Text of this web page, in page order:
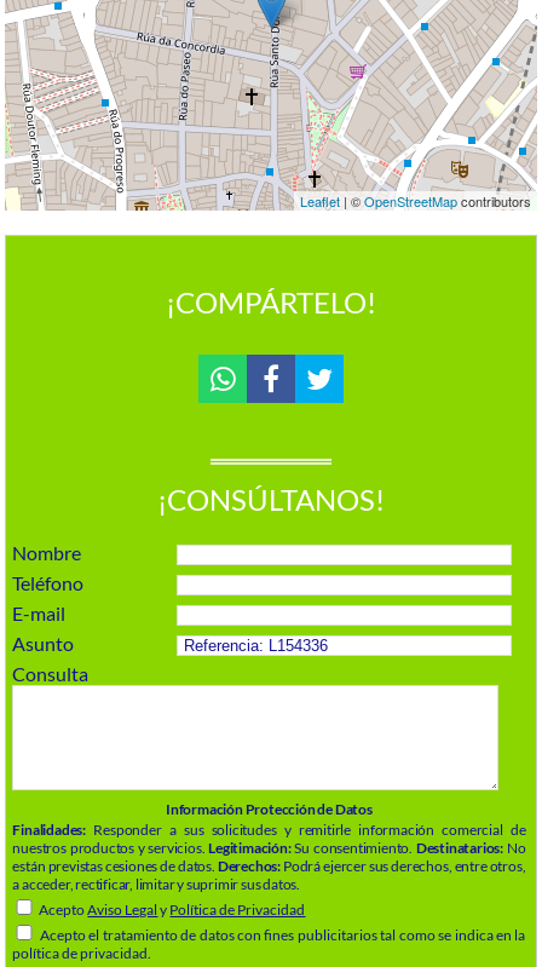
Leaflet| ©OpenStreetMapcontributors
¡COMPÁRTELO!
¡CONSÚLTANOS!
Nombre
Teléfono
E-mail
Asunto
Consulta
Información Protección de Datos
Finalidades: Responder a sus solicitudes y remitirle información comercial de
nuestros productos y servicios.Legitimación:Su consentimiento. Destinatarios:No
están previstas cesiones de datos. Derechos: Podrá ejercer sus derechos, entre otros,
a acceder, rectificar, limitar y suprimir sus datos.
AceptoAviso Legal y Política de Privacidad
Acepto el tratamiento de datos con fines publicitarios tal como se indica en la
política de privacidad.